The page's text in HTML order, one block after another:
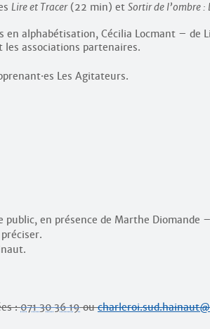
Lire et Tracer(22 min) et Sortir de l’ombre :
en alphabétisation, Cécilia Locmant – de
associations partenaires.
·es Les Agitateurs.
public, en présence de Marthe Diomande
:071 30 36 19ou